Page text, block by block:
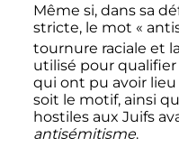
Même si, dans sa
stricte, le mot «
tournure raciale et
utilisé pour
qui ont pu avoir
soit le motif, ainsi
hostiles aux Juifs
antisémitisme.